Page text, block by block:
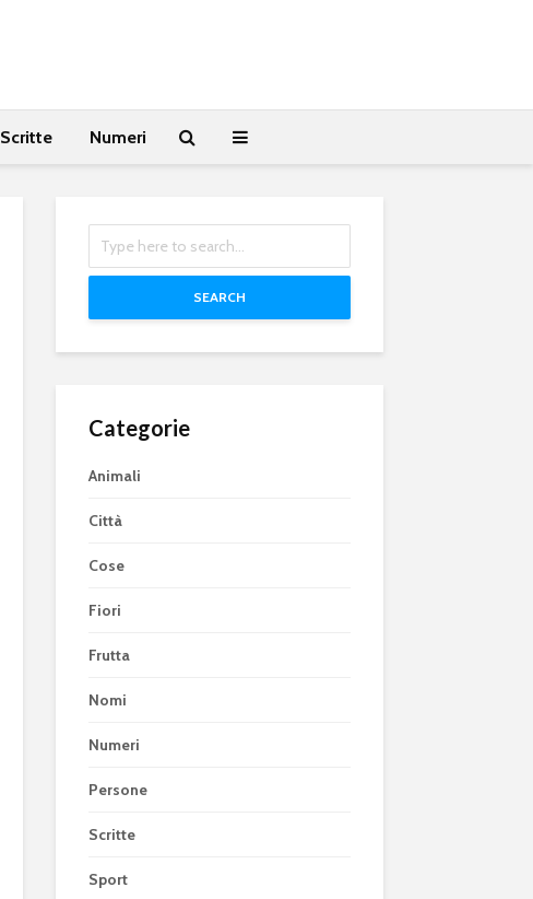
Scritte Numeri
SEARCH
Categorie
Animali
Città
Cose
Fiori
Frutta
Nomi
Numeri
Persone
Scritte
Sport